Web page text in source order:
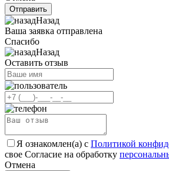
Отправить
Назад
Ваша заявка отправлена
Спасибо
Назад
Оставить отзыв
Я ознакомлен(а) с Политикой
свое Согласие на обработку
Отмена